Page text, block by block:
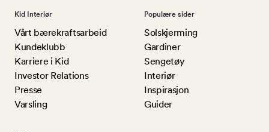
Kid Interiør
Vårt bærekraftsarbeid
Kundeklubb
Karriere i Kid
Investor Relations
Presse
Varsling
Populære sider
Solskjerming
Gardiner
Sengetøy
Interiør
Inspirasjon
Guider